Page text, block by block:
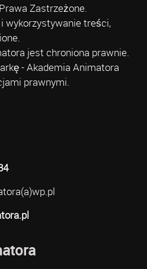
Zastrzeżone.
wykorzystywanie treści,
jest chroniona prawnie.
- Akademia Animatora
prawnymi.